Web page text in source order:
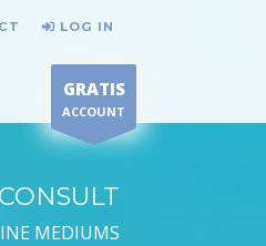
LOG IN
GRATIS
ACCOUNT
MEDIUMS